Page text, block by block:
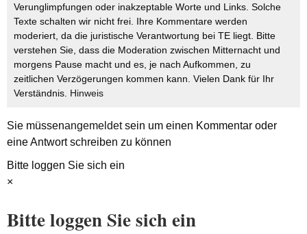
Verunglimpfungen oder inakzeptable Worte und Links. Solche
Texte schalten wir nicht frei. Ihre Kommentare werden
moderiert, da die juristische Verantwortung bei TE liegt. Bitte
verstehen Sie, dass die Moderation zwischen Mitternacht und
morgens Pause macht und es, je nach Aufkommen, zu
zeitlichen Verzögerungen kommen kann. Vielen Dank für Ihr
Verständnis. Hinweis
Sie müssenangemeldetsein um einen Kommentar oder
eine Antwort schreiben zu können
Bitte loggen Sie sich ein
×
Bitte loggen Sie sich ein